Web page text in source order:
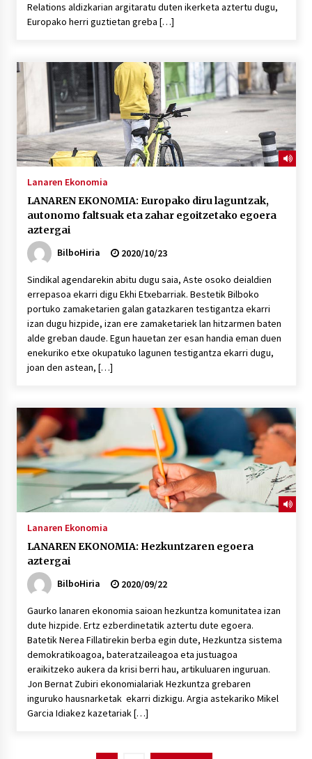
Relations aldizkarian argitaratu duten ikerketa aztertu dugu,
Europako herri guztietan greba […]
Lanaren Ekonomia
LANAREN EKONOMIA: Europako diru laguntzak,
autonomo faltsuak eta zahar egoitzetako egoera
aztergai
BilboHiria
2020/10/23
Sindikal agendarekin abitu dugu saia, Aste osoko deialdien
errepasoa ekarri digu Ekhi Etxebarriak. Bestetik Bilboko
portuko zamaketarien galan gatazkaren testigantza ekarri
izan dugu hizpide, izan ere zamaketariek lan hitzarmen baten
alde greban daude. Egun hauetan zer esan handia eman duen
enekuriko etxe okupatuko lagunen testigantza ekarri dugu,
joan den astean, […]
Lanaren Ekonomia
LANAREN EKONOMIA: Hezkuntzaren egoera
aztergai
BilboHiria
2020/09/22
Gaurko lanaren ekonomia saioan hezkuntza komunitatea izan
dute hizpide. Ertz ezberdinetatik aztertu dute egoera.
Batetik Nerea Fillatirekin berba egin dute, Hezkuntza sistema
demokratikoagoa, bateratzaileagoa eta justuagoa
eraikitzeko aukera da krisi berri hau, artikuluaren inguruan.
Jon Bernat Zubiri ekonomialariak Hezkuntza grebaren
inguruko hausnarketak ekarri dizkigu. Argia astekariko Mikel
Garcia Idiakez kazetariak […]